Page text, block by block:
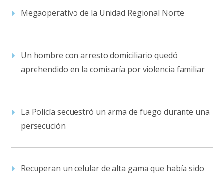
Megaoperativo de la Unidad Regional Norte
Un hombre con arresto domiciliario quedó
aprehendido en la comisaría por violencia familiar
La Policía secuestró un arma de fuego durante una
persecución
Recuperan un celular de alta gama que había sido